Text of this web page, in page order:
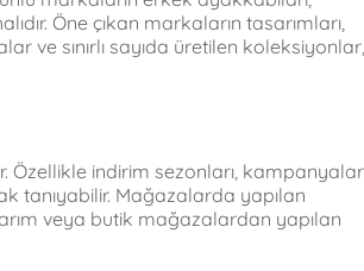
Öne çıkan markaların tasarımları,
ve sınırlı sayıda üretilen koleksiyonlar,
Özellikle indirim sezonları, kampanyalar
tanıyabilir. Mağazalarda yapılan
veya butik mağazalardan yapılan